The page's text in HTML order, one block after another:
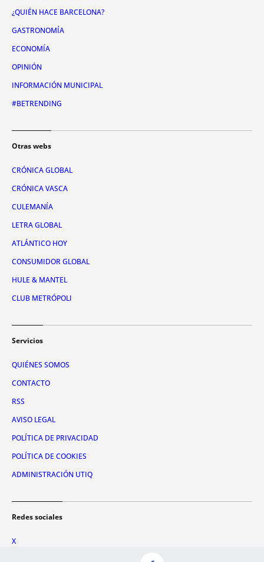
¿QUIÉN HACE BARCELONA?
GASTRONOMÍA
ECONOMÍA
OPINIÓN
INFORMACIÓN MUNICIPAL
#BETRENDING
Otras webs
CRÓNICA GLOBAL
CRÓNICA VASCA
CULEMANÍA
LETRA GLOBAL
ATLÁNTICO HOY
CONSUMIDOR GLOBAL
HULE & MANTEL
CLUB METRÓPOLI
Servicios
QUIÉNES SOMOS
CONTACTO
RSS
AVISO LEGAL
POLÍTICA DE PRIVACIDAD
POLÍTICA DE COOKIES
ADMINISTRACIÓN UTIQ
Redes sociales
X